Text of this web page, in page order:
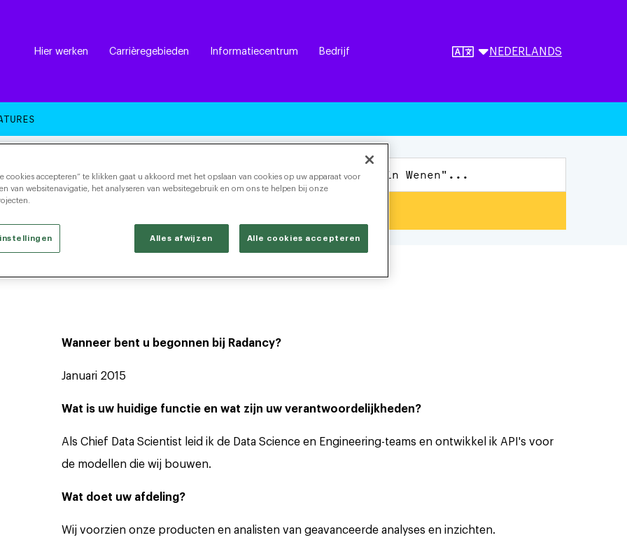
Hier werken Carrièregebieden Informatiecentrum Bedrijf NEDERLANDS
Wanneer bent u begonnen bij Radancy?
Januari 2015
Wat is uw huidige functie en wat zijn uw verantwoordelijkheden?
Als Chief Data Scientist leid ik de Data Science en Engineering-teams en ontwikkel ik API's voor
de modellen die wij bouwen.
Wat doet uw afdeling?
Wij voorzien onze producten en analisten van geavanceerde analyses en inzichten.
cookies accepteren” te klikken gaat u akkoord met het opslaan van cookies op uw apparaat voor
van websitenavigatie, het analyseren van websitegebruik en om ons te helpen bij onze
Alles afwijzen Alle cookies accepteren